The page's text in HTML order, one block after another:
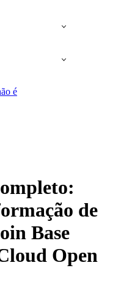
é
de
Base
Open